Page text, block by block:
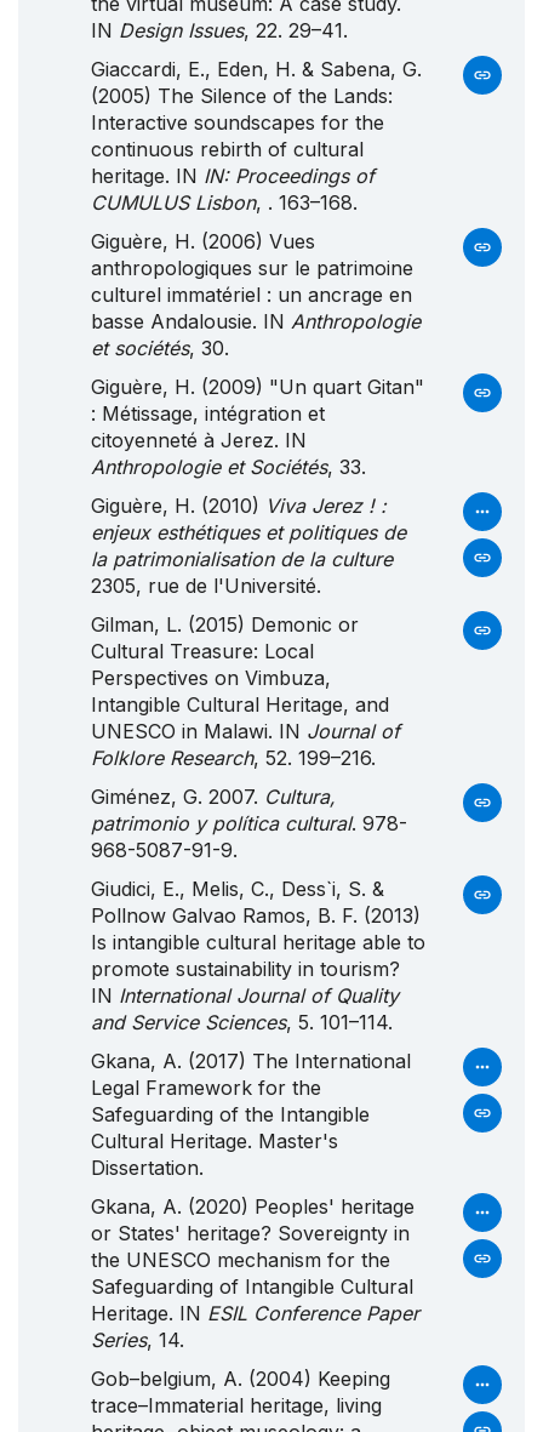
IN Design Issues, 22. 29–41.
Giaccardi, E., Eden, H. & Sabena, G.
(2005) The Silence of the Lands:
Interactive soundscapes for the
continuous rebirth of cultural
heritage. IN IN: Proceedings of
CUMULUS Lisbon, . 163–168.
Giguère, H. (2006) Vues
anthropologiques sur le patrimoine
culturel immatériel : un ancrage en
basse Andalousie. IN Anthropologie
et sociétés, 30.
Giguère, H. (2009) "Un quart Gitan"
: Métissage, intégration et
citoyenneté à Jerez. IN
Anthropologie et Sociétés, 33.
Giguère, H. (2010) Viva Jerez ! :
enjeux esthétiques et politiques de
la patrimonialisation de la culture
2305, rue de l'Université.
Gilman, L. (2015) Demonic or
Cultural Treasure: Local
Perspectives on Vimbuza,
Intangible Cultural Heritage, and
UNESCO in Malawi. IN Journal of
Folklore Research, 52. 199–216.
Giménez, G. 2007. Cultura,
patrimonio y política cultural. 978-
968-5087-91-9.
Giudici, E., Melis, C., Dess`i, S. &
Pollnow Galvao Ramos, B. F. (2013)
Is intangible cultural heritage able to
promote sustainability in tourism?
IN International Journal of Quality
and Service Sciences, 5. 101–114.
Gkana, A. (2017) The International
Legal Framework for the
Safeguarding of the Intangible
Cultural Heritage. Master's
Dissertation.
Gkana, A. (2020) Peoples' heritage
or States' heritage? Sovereignty in
the UNESCO mechanism for the
Safeguarding of Intangible Cultural
Heritage. IN ESIL Conference Paper
Series, 14.
Gob–belgium, A. (2004) Keeping
trace–Immaterial heritage, living